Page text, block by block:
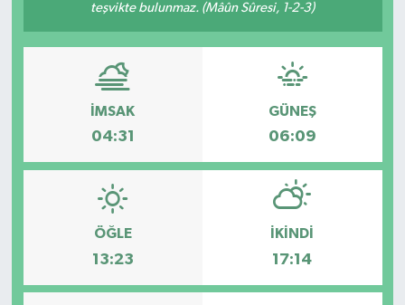
teşvikte bulunmaz. (Mâûn Sûresi, 1-2-3)
İMSAK
04:31
GÜNEŞ
06:09
ÖĞLE
13:23
İKINDI
17:14